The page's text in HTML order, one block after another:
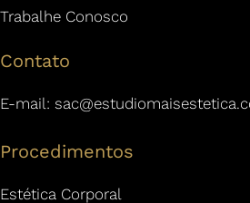
Trabalhe Conosco
Contato
E-mail:
Procedimentos
Estética Corporal